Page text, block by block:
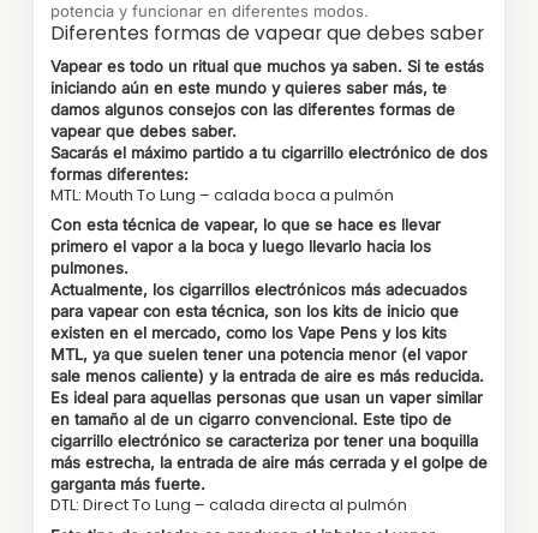
potencia y funcionar en diferentes modos.
Diferentes formas de vapear que debes saber
Vapear es todo un ritual que muchos ya saben. Si te estás
iniciando aún en este mundo y quieres saber más, te
damos algunos consejos con las diferentes formas de
vapear que debes saber.
Sacarás el máximo partido a tu cigarrillo electrónico de dos
formas diferentes:
MTL: Mouth To Lung – calada boca a pulmón
Con esta técnica de vapear, lo que se hace es llevar
primero el vapor a la boca y luego llevarlo hacia los
pulmones.
Actualmente, los cigarrillos electrónicos más adecuados
para vapear con esta técnica, son los kits de inicio que
existen en el mercado, como los Vape Pens y los kits
MTL, ya que suelen tener una potencia menor (el vapor
sale menos caliente) y la entrada de aire es más reducida.
Es ideal para aquellas personas que usan un vaper similar
en tamaño al de un cigarro convencional. Este tipo de
cigarrillo electrónico se caracteriza por tener una boquilla
más estrecha, la entrada de aire más cerrada y el golpe de
garganta más fuerte.
DTL: Direct To Lung – calada directa al pulmón